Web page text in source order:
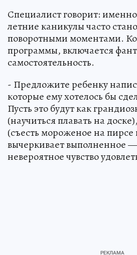
Специалист говорит:
летние каникулы часто
поворотными моментами.
программы, включается
самостоятельность.
- Предложите ребенку
которые ему хотелось бы
Пусть это будут как
(научиться плавать на
(съесть мороженое на пирсе
вычеркивает выполненное —
невероятное чувство